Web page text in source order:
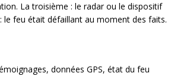
La troisième : le radar ou le dispositif
feu était défaillant au moment des faits.
données GPS, état du feu